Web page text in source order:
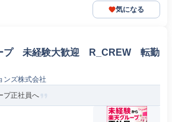
気になる
プ 未経験大歓迎 R_CREW 転勤
ンズ株式会社
プ正社員へ